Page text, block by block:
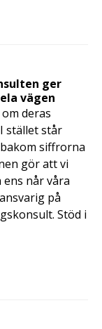
ger
vägen
deras
stället står
siffrorna
gör att vi
når våra
på
Stöd i